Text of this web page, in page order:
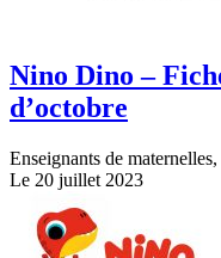
Nino Dino –
d’octobre
Enseignants de
Le 20 juillet 2023